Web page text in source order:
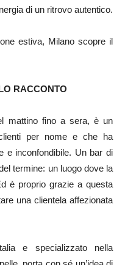
di un ritrovo autentico.
estiva, Milano scopre il
RACCONTO
mattino fino a sera, è un
per nome e che ha
e inconfondibile. Un bar di
termine: un luogo dove la
è proprio grazie a questa
una clientela affezionata
e specializzato nella